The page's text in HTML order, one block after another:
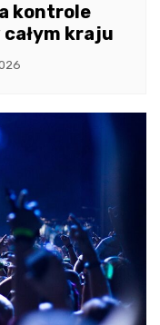
kontrole
kraju